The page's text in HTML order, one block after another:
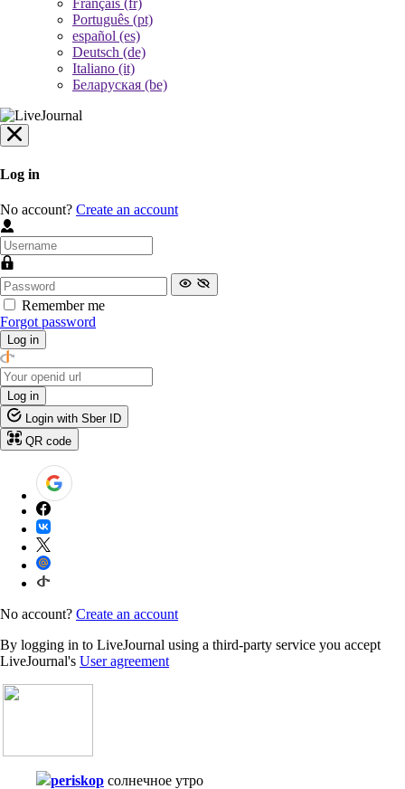
Français (fr)
Português (pt)
español (es)
Deutsch (de)
Italiano (it)
Беларуская (be)
Log in
No account? Create an account
Remember me
Forgot password
Log in
Log in
Login with Sber ID
QR code
No account? Create an account
By logging in to LiveJournal using a third-party service you accept
LiveJournal's User agreement
periskop солнечное утро